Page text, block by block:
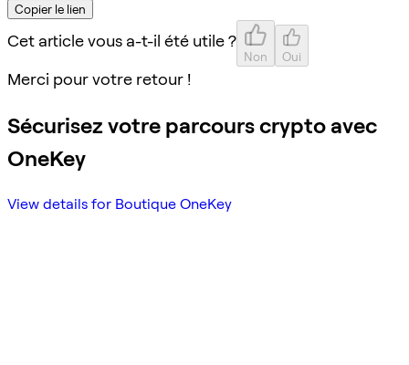
Copier le lien
Cet article vous a-t-il été utile ?
Non Oui
Merci pour votre retour !
Sécurisez votre parcours crypto avec
OneKey
View details for Boutique OneKey